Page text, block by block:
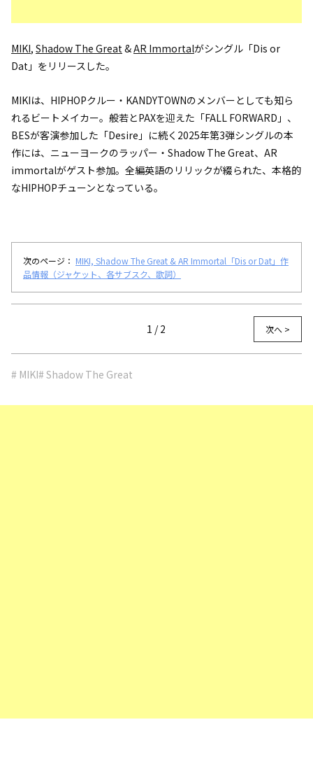
MIKI, Shadow The Great&AR Immortalがシングル「Dis or
Dat」をリリースした。
MIKIは、HIPHOPクルー・KANDYTOWNのメンバーとしても知ら
れるビートメイカー。般若とPAXを迎えた「FALL FORWARD」、
BESが客演参加した「Desire」に続く2025年第3弾シングルの本
作には、ニューヨークのラッパー・Shadow The Great、AR
immortalがゲスト参加。全編英語のリリックが綴られた、本格的
なHIPHOPチューンとなっている。
次のページ： MIKI, Shadow The Great & AR Immortal「Dis or Dat」作
品情報（ジャケット、各サブスク、歌詞）
1 / 2 次へ >
# MIKI# Shadow The Great